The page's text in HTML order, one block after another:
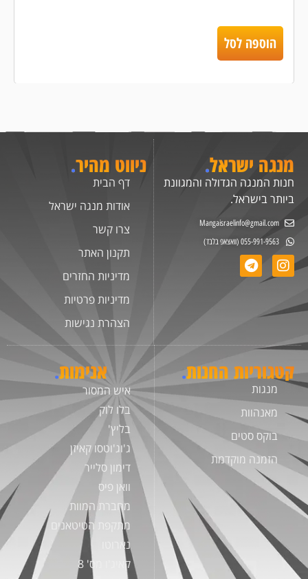
הוספה לסל
מנגה ישראל.
חנות המנגה הגדולה והמגוונת
ביותר בישראל.
Mangaisraelinfo@gmail.com
055-991-9563 (וואצאפ בלבד)
ניווט מהיר.
דף הבית
אודות מנגה ישראל
צרו קשר
תקנון האתר
מדיניות החזרים
מדיניות פרטיות
הצהרת נגישות
קטגוריות החנות.
מנגות
מאנהוות
בוקס סטים
הזמנה מוקדמת
אנימות.
איש המסור
בלו לוק
בליץ'
ג'וג'וטסו קאיזן
דימון סלייר
וואן פיס
מחברת המוות
מתקפת הטיטאנים
נארוטו
קאיג'ו מס' 8